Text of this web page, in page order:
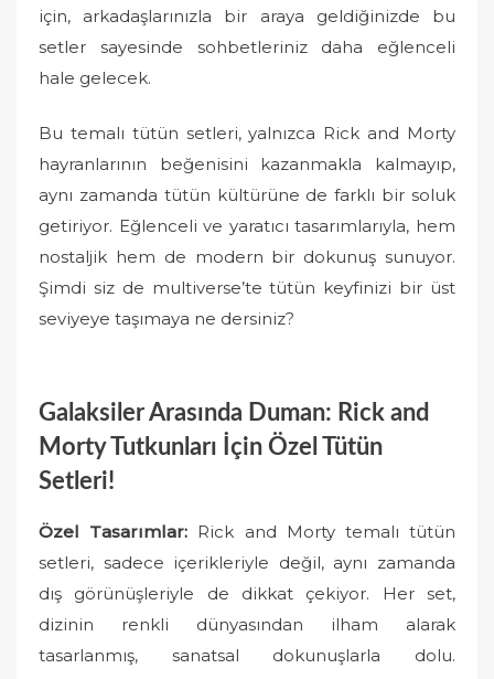
için, arkadaşlarınızla bir araya geldiğinizde bu
setler sayesinde sohbetleriniz daha eğlenceli
hale gelecek.
Bu temalı tütün setleri, yalnızca Rick and Morty
hayranlarının beğenisini kazanmakla kalmayıp,
aynı zamanda tütün kültürüne de farklı bir soluk
getiriyor. Eğlenceli ve yaratıcı tasarımlarıyla, hem
nostaljik hem de modern bir dokunuş sunuyor.
Şimdi siz de multiverse’te tütün keyfinizi bir üst
seviyeye taşımaya ne dersiniz?
Galaksiler Arasında Duman: Rick and
Morty Tutkunları İçin Özel Tütün
Setleri!
Özel Tasarımlar: Rick and Morty temalı tütün
setleri, sadece içerikleriyle değil, aynı zamanda
dış görünüşleriyle de dikkat çekiyor. Her set,
dizinin renkli dünyasından ilham alarak
tasarlanmış, sanatsal dokunuşlarla dolu.